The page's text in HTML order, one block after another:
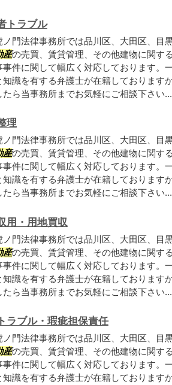
トラブル
ノ門法律事務所では品川区、大田区、目
産の売買、賃貸管理、その他建物に関す
事件に関して幅広く対応しております。
知識を有する弁護士が在籍しております
たら当事務所までお気軽にご相談下さい...
理
ノ門法律事務所では品川区、大田区、目
産の売買、賃貸管理、その他建物に関す
事件に関して幅広く対応しております。
知識を有する弁護士が在籍しております
たら当事務所までお気軽にご相談下さい...
用・用地買収
ノ門法律事務所では品川区、大田区、目
産の売買、賃貸管理、その他建物に関す
事件に関して幅広く対応しております。
知識を有する弁護士が在籍しております
たら当事務所までお気軽にご相談下さい...
ラブル・瑕疵担保責任
ノ門法律事務所では品川区、大田区、目
産の売買、賃貸管理、その他建物に関す
事件に関して幅広く対応しております。
知識を有する弁護士が在籍しております